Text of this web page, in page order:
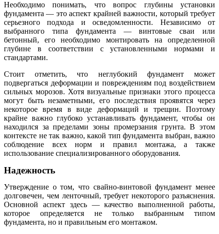
Необходимо понимать, что вопрос глубины установки
фундамента — это аспект крайней важности, который требует
серьезного подхода и осведомленности. Независимо от
выбранного типа фундамента — винтовые сваи или
бетонный, его необходимо монтировать на определенной
глубине в соответствии с установленными нормами и
стандартами.
Стоит отметить, что неглубокий фундамент может
подвергаться деформации и повреждениям под воздействием
сильных морозов. Хотя визуальные признаки этого процесса
могут быть незаметными, его последствия проявятся через
некоторое время в виде деформаций и трещин. Поэтому
крайне важно глубоко устанавливать фундамент, чтобы он
находился за пределами зоны промерзания грунта. В этом
контексте не так важно, какой тип фундамента выбран, важно
соблюдение всех норм и правил монтажа, а также
использование специализированного оборудования.
Надежность
Утверждение о том, что свайно-винтовой фундамент менее
долговечен, чем ленточный, требует некоторого разъяснения.
Основной аспект здесь — качество выполненной работы,
которое определяется не только выбранным типом
фундамента, но и правильным его монтажом.